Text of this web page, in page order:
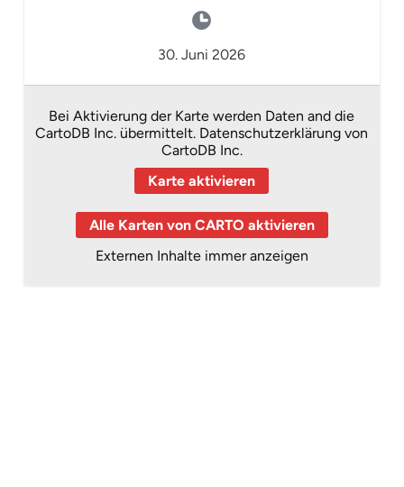
30. Juni 2026
Bei Aktivierung der Karte werden Daten and die
CartoDB Inc. übermittelt. Datenschutzerklärung von
CartoDB Inc.
Karte aktivieren
Alle Karten von CARTO aktivieren
Externen Inhalte immer anzeigen